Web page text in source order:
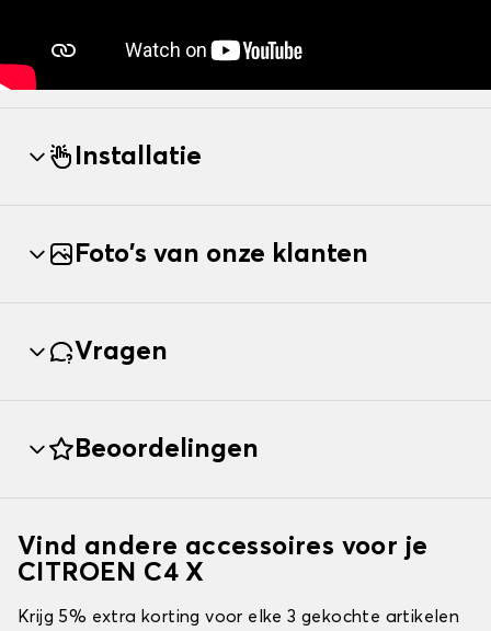
Installatie
Foto's van onze klanten
Vragen
Beoordelingen
Vind andere accessoires voor je
CITROEN C4 X
Krijg 5% extra korting voor elke 3 gekochte artikelen